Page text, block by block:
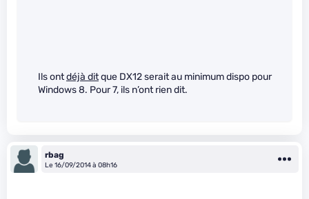
Ils ontdéjà ditque DX12 serait au minimum dispo pour
Windows 8. Pour 7, ils n’ont rien dit.
rbag
Le 16/09/2014 à 08h16